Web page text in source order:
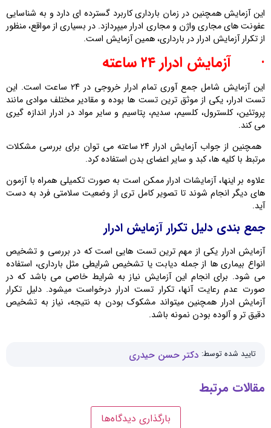
این آزمایش همچنین در زمان بارداری کاربرد گسترده ای دارد و به شناسایی
عفونت های مجاری واژن و مجاری ادرار میپردازد. در بسیاری از مواقع، منظور
از تکرار آزمایش ادرار در بارداری، همین آزمایش است.
· آزمایش ادرار ۲۴ ساعته
این آزمایش شامل جمع‌ آوری تمام ادرار خروجی در ۲۴ ساعت است. این
تست ادرار، یکی از موثق ترین تست ها بوده و مقادیر مختلف موادی مانند
پروتئین، کلسترول، کلسیم، سدیم، پتاسیم و سایر مواد در ادرار اندازه‌ گیری
می کند.
همچنین از جواب آزمایش ادرار ۲۴ ساعته می توان برای بررسی مشکلات
مرتبط با کلیه‌ ها، کبد و سایر اعضای بدن استفاده کرد.
علاوه بر اینها، آزمایشات ادرار ممکن است به صورت تکمیلی همراه با آزمون
‌های دیگر انجام شوند تا تصویر کامل ‌تری از وضعیت سلامتی فرد به دست
آید.
جمع بندی دلیل تکرار آزمایش ادرار
آزمایش ادرار یکی از مهم ترین تست هایی است که در بررسی و تشخیص
انواع بیماری ها از جمله دیابت یا تشخیص شرایطی مثل بارداری، استفاده
می شود. برای انجام این آزمایش نیاز به شرایط خاصی می باشد که در
صورت عدم رعایت آنها، تکرار تست ادرار درخواست میشود. دلیل تکرار
آزمایش ادرار همچنین میتواند مشکوک بودن به نتیجه، نیاز به تشخیص
دقیق تر و آلوده بودن نمونه باشد.
تایید شده توسط: دکتر حسن حیدری
مقالات مرتبط
بارگذاری دیدگاه‌ها